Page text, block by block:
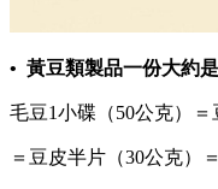
• 黃豆類製品一份大約
毛豆1小碟（50公克）＝
＝豆皮半片（30公克）